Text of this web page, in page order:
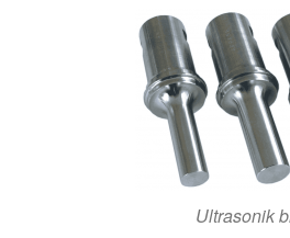
Ultrasonik